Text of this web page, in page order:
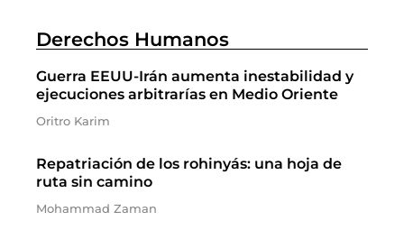
Derechos Humanos
Guerra EEUU-Irán aumenta inestabilidad y
ejecuciones arbitrarías en Medio Oriente
Oritro Karim
Repatriación de los rohinyás: una hoja de
ruta sin camino
Mohammad Zaman